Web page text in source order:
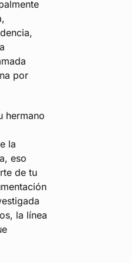
por
hermano
la
eso
de tu
la línea